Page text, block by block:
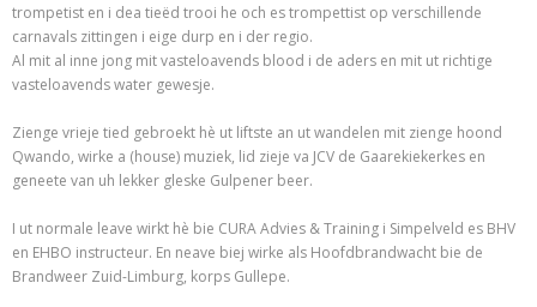
trompetist en i dea tieëd trooi he och es trompettist op verschillende
carnavals zittingen i eige durp en i der regio.
Al mit al inne jong mit vasteloavends blood i de aders en mit ut richtige
vasteloavends water gewesje.
Zienge vrieje tied gebroekt hè ut liftste an ut wandelen mit zienge hoond
Qwando, wirke a (house) muziek, lid zieje va JCV de Gaarekiekerkes en
geneete van uh lekker gleske Gulpener beer.
I ut normale leave wirkt hè bie CURA Advies & Training i Simpelveld es BHV
en EHBO instructeur. En neave biej wirke als Hoofdbrandwacht bie de
Brandweer Zuid-Limburg, korps Gullepe.